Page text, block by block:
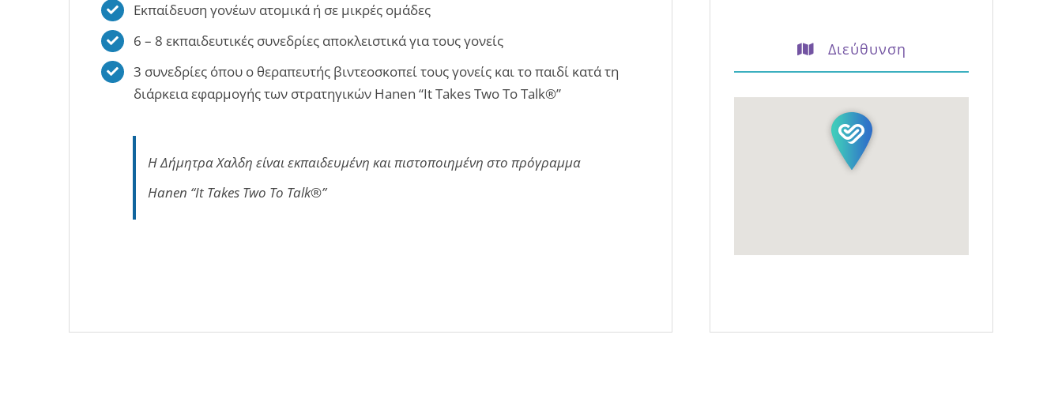
Εκπαίδευση γονέων ατομικά ή σε μικρές ομάδες
6 – 8 εκπαιδευτικές συνεδρίες αποκλειστικά για τους γονείς
3 συνεδρίες όπου ο θεραπευτής βιντεοσκοπεί τους γονείς και το παιδί κατά τη
διάρκεια εφαρμογής των στρατηγικών Hanen “It Takes Two To Talk®”
Η Δήμητρα Χαλδη είναι εκπαιδευμένη και πιστοποιημένη στο πρόγραμμα
Hanen “It Takes Two To Talk®”